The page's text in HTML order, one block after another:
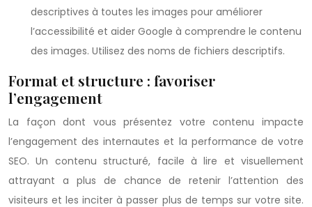
descriptives à toutes les images pour améliorer
l’accessibilité et aider Google à comprendre le contenu
des images. Utilisez des noms de fichiers descriptifs.
Format et structure : favoriser
l’engagement
La façon dont vous présentez votre contenu impacte
l’engagement des internautes et la performance de votre
SEO. Un contenu structuré, facile à lire et visuellement
attrayant a plus de chance de retenir l’attention des
visiteurs et les inciter à passer plus de temps sur votre site.